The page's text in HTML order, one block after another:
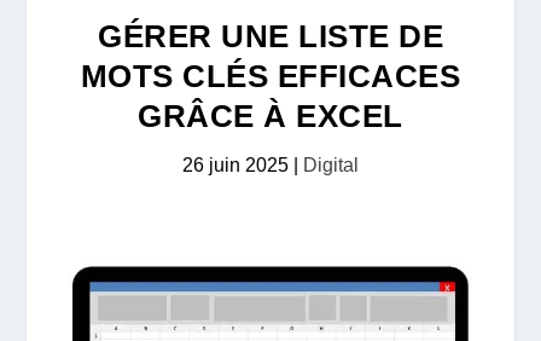
GÉRER UNE LISTE DE
MOTS CLÉS EFFICACES
GRÂCE À EXCEL
26 juin 2025 Digital